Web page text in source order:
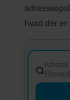
hvad der
Adresse